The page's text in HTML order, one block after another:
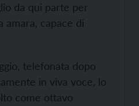
da qui parte per
amara, capace di
telefonata dopo
in viva voce, lo
come ottavo